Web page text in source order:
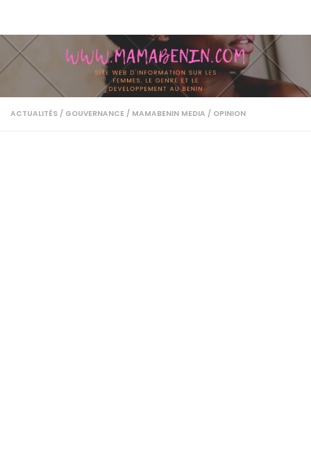
ACTUALITÉS / GOUVERNANCE / MAMABENIN MEDIA / OPINION